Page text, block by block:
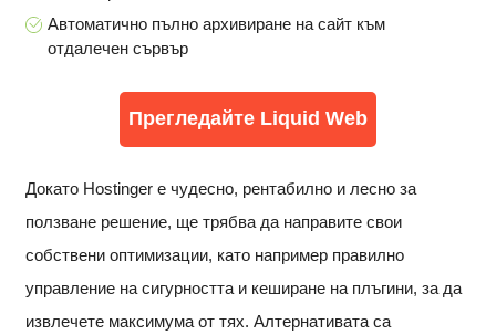
Автоматично пълно архивиране на сайт към
отдалечен сървър
Прегледайте Liquid Web
Докато Hostinger е чудесно, рентабилно и лесно за
ползване решение, ще трябва да направите свои
собствени оптимизации, като например правилно
управление на сигурността и кеширане на плъгини, за да
извлечете максимума от тях. Алтернативата са